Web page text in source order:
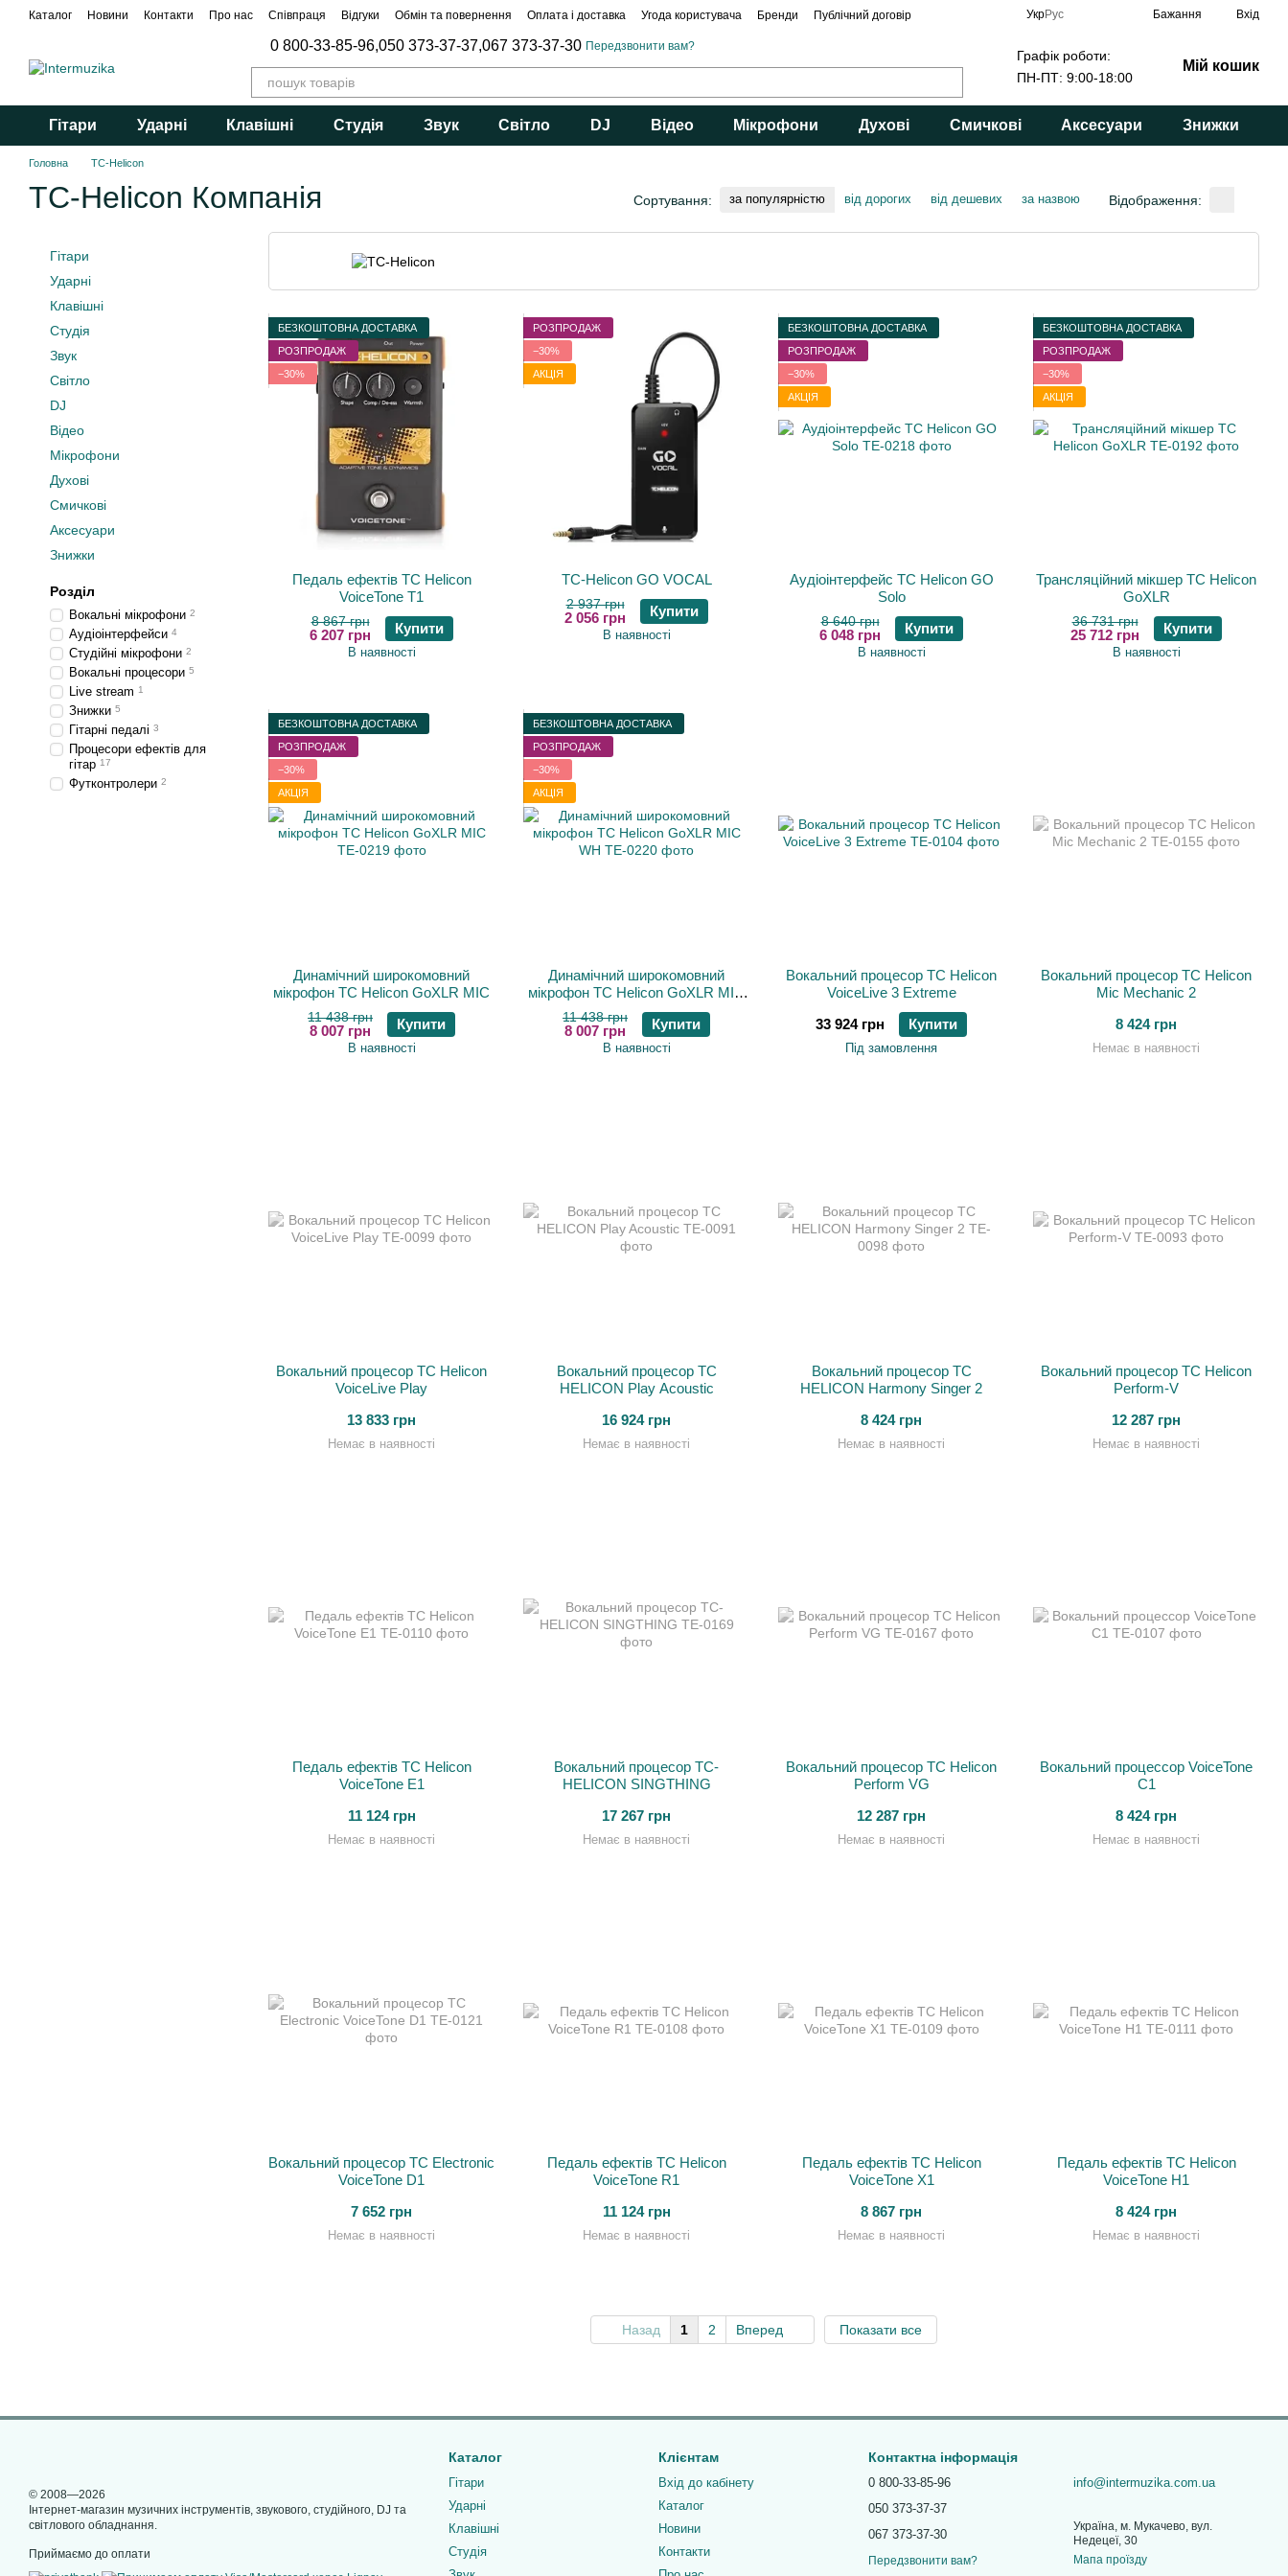
Перейти до основного контенту
Каталог Новини Контакти Про нас Співпраця Відгуки Обмін та повернення Оплата і доставка Угода користувача Бренди Публічний договір УкрРус Бажання Вхід
0 800-33-85-96,050 373-37-37,067 373-37-30 Передзвонити вам?
Графік роботи:
ПН-ПТ: 9:00-18:00
Мій кошик
Гітари Ударні Клавішні Студія Звук Світло DJ Відео Мікрофони Духові Смичкові Аксесуари Знижки
Головна TC-Helicon
TC-Helicon Компанія Сортування: за популярністю від дорогих від дешевих за назвою Відображення:
БЕЗКОШТОВНА ДОСТАВКА
РОЗПРОДАЖ
−30%
Педаль ефектів TC Helicon
VoiceTone T1
8 867 грн
6 207 грн Купити
В наявності
РОЗПРОДАЖ
−30%
АКЦІЯ
TC-Helicon GO VOCAL
2 937 грн
2 056 грн Купити
В наявності
БЕЗКОШТОВНА ДОСТАВКА
РОЗПРОДАЖ
−30%
АКЦІЯ
Аудіоінтерфейс TC Helicon GO
Solo
8 640 грн
6 048 грн Купити
В наявності
БЕЗКОШТОВНА ДОСТАВКА
РОЗПРОДАЖ
−30%
АКЦІЯ
Трансляційний мікшер TC Helicon
GoXLR
36 731 грн
25 712 грн Купити
В наявності
БЕЗКОШТОВНА ДОСТАВКА
РОЗПРОДАЖ
−30%
АКЦІЯ
Динамічний широкомовний
мікрофон TC Helicon GoXLR MIC
11 438 грн
8 007 грн Купити
В наявності
БЕЗКОШТОВНА ДОСТАВКА
РОЗПРОДАЖ
−30%
АКЦІЯ
Динамічний широкомовний
мікрофон TC Helicon GoXLR MIC
WH
11 438 грн
8 007 грн Купити
В наявності
Вокальний процесор TC Helicon
VoiceLive 3 Extreme
33 924 грн
Купити
Під замовлення
Вокальний процесор TC Helicon
Mic Mechanic 2
8 424 грн
Немає в наявності
Вокальний процесор TC Helicon
VoiceLive Play
13 833 грн
Немає в наявності
Вокальний процесор TC
HELICON Play Acoustic
16 924 грн
Немає в наявності
Вокальний процесор TC
HELICON Harmony Singer 2
8 424 грн
Немає в наявності
Вокальний процесор TC Helicon
Perform-V
12 287 грн
Немає в наявності
Педаль ефектів TC Helicon
VoiceTone E1
11 124 грн
Немає в наявності
Вокальний процесор TC-
HELICON SINGTHING
17 267 грн
Немає в наявності
Вокальний процесор TC Helicon
Perform VG
12 287 грн
Немає в наявності
Вокальний процессор VoiceTone
C1
8 424 грн
Немає в наявності
Вокальний процесор TC Electronic
VoiceTone D1
7 652 грн
Немає в наявності
Педаль ефектів TC Helicon
VoiceTone R1
11 124 грн
Немає в наявності
Педаль ефектів TC Helicon
VoiceTone X1
8 867 грн
Немає в наявності
Педаль ефектів TC Helicon
VoiceTone H1
8 424 грн
Немає в наявності
Назад 1 2 Вперед Показати все
Гітари
Ударні
Клавішні
Студія
Звук
Світло
DJ
Відео
Мікрофони
Духові
Смичкові
Аксесуари
Знижки
Розділ
Вокальні мікрофони 2
Аудіоінтерфейси 4
Студійні мікрофони 2
Вокальні процесори 5
Live stream 1
Знижки 5
Гітарні педалі 3
Процесори ефектів для
гітар 17
Футконтролери 2
© 2008—2026
Інтернет-магазин музичних інструментів, звукового, студійного, DJ та
світлового обладнання.
Приймаємо до оплати
Каталог
Гітари
Ударні
Клавішні
Студія
Клієнтам
Вхід до кабінету
Каталог
Новини
Контакти
Контактна інформація
0 800-33-85-96
050 373-37-37
067 373-37-30
Передзвонити вам?
info@intermuzika.com.ua
Україна, м. Мукачево, вул.
Недецеї, 30
Мапа проїзду